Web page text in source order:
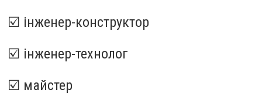
☑️ інженер-конструктор
☑️ інженер-технолог
☑️ майстер